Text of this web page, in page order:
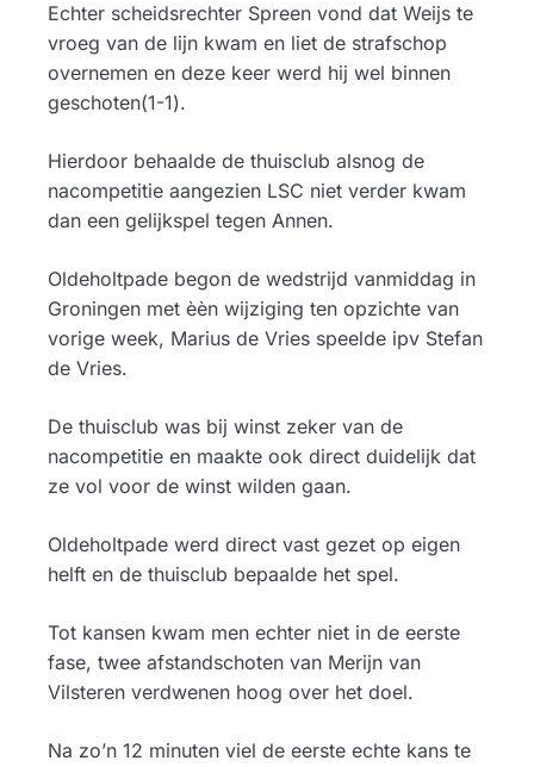
Echter scheidsrechter Spreen vond dat Weijs te
vroeg van de lijn kwam en liet de strafschop
overnemen en deze keer werd hij wel binnen
geschoten(1-1).
Hierdoor behaalde de thuisclub alsnog de
nacompetitie aangezien LSC niet verder kwam
dan een gelijkspel tegen Annen.
Oldeholtpade begon de wedstrijd vanmiddag in
Groningen met èèn wijziging ten opzichte van
vorige week, Marius de Vries speelde ipv Stefan
de Vries.
De thuisclub was bij winst zeker van de
nacompetitie en maakte ook direct duidelijk dat
ze vol voor de winst wilden gaan.
Oldeholtpade werd direct vast gezet op eigen
helft en de thuisclub bepaalde het spel.
Tot kansen kwam men echter niet in de eerste
fase, twee afstandschoten van Merijn van
Vilsteren verdwenen hoog over het doel.
Na zo’n 12 minuten viel de eerste echte kans te